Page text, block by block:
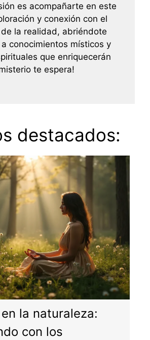
es acompañarte en este
y conexión con el
la realidad, abriéndote
conocimientos místicos y
que enriquecerán
te espera!
destacados:
la naturaleza:
con los